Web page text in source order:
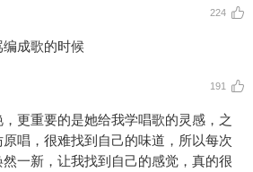
224
成歌的时候
191
更重要的是她给我学唱歌的灵感，之
唱，很难找到自己的味道，所以每次
一新，让我找到自己的感觉，真的很